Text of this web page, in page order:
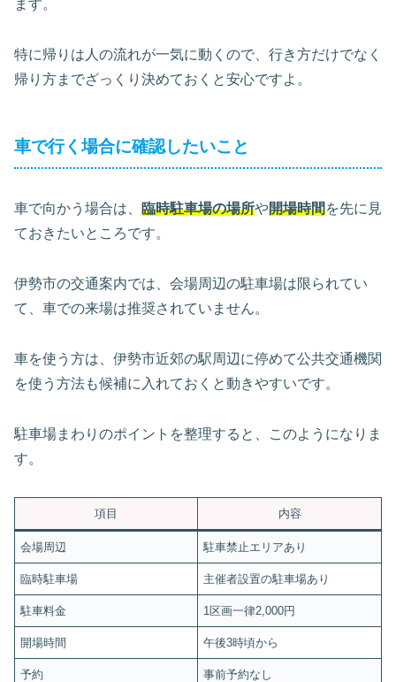
ます。
特に帰りは人の流れが一気に動くので、行き方だけでなく
帰り方までざっくり決めておくと安心ですよ。
車で行く場合に確認したいこと
車で向かう場合は、 臨時駐車場の場所や開場時間を先に見
ておきたいところです。
伊勢市の交通案内では、会場周辺の駐車場は限られてい
て、車での来場は推奨されていません。
車を使う方は、伊勢市近郊の駅周辺に停めて公共交通機関
を使う方法も候補に入れておくと動きやすいです。
駐車場まわりのポイントを整理すると、このようになりま
す。
項目 内容
会場周辺 駐車禁止エリアあり
臨時駐車場 主催者設置の駐車場あり
駐車料金 1区画一律2,000円
開場時間 午後3時頃から
予約 事前予約なし